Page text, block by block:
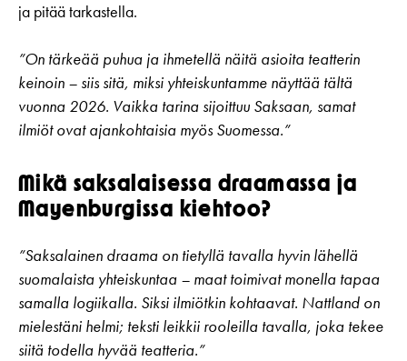
ja pitää tarkastella.
”On tärkeää puhua ja ihmetellä näitä asioita teatterin
keinoin – siis sitä, miksi yhteiskuntamme näyttää tältä
vuonna 2026. Vaikka tarina sijoittuu Saksaan, samat
ilmiöt ovat ajankohtaisia myös Suomessa.”
Mikä saksalaisessa draamassa ja
Mayenburgissa kiehtoo?
”Saksalainen draama on tietyllä tavalla hyvin lähellä
suomalaista yhteiskuntaa – maat toimivat monella tapaa
samalla logiikalla. Siksi ilmiötkin kohtaavat. Nattland on
mielestäni helmi; teksti leikkii rooleilla tavalla, joka tekee
siitä todella hyvää teatteria.”